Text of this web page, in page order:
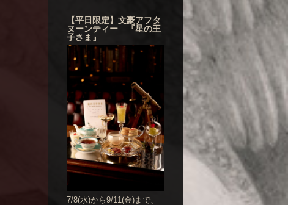
【平日限定】文豪アフタ
ヌーンティー 『星の王
子さま』
7/8(水)から9/11(金)まで、